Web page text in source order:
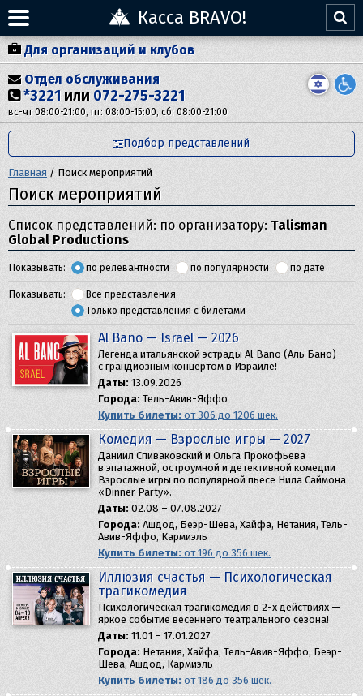
Касса BRAVO!
Для организаций и клубов
Отдел обслуживания
*3221 или 072-275-3221
вс-чт 08:00-21:00, пт: 08:00-15:00, сб: 08:00-21:00
Подбор представлений
Главная / Поиск мероприятий
Поиск мероприятий
Список представлений: по организатору: Talisman
Global Productions
Показывать: по релевантности по популярности по дате
Показывать:
Все представления
Только представления с билетами
Al Bano — Israel — 2026
Легенда итальянской эстрады Al Bano (Аль Бано) —
с грандиозным концертом в Израиле!
Даты: 13.09.2026
Города: Тель-Авив-Яффо
Купить билеты: от 306 до 1206 шек.
Комедия — Взрослые игры — 2027
Даниил Спиваковский и Ольга Прокофьева
в эпатажной, остроумной и детективной комедии
Взрослые игры по популярной пьесе Нила Саймона
«Dinner Party».
Даты: 02.08 – 07.08.2027
Города: Ашдод, Беэр-Шева, Хайфа, Нетания, Тель-
Авив-Яффо, Кармиэль
Купить билеты: от 196 до 356 шек.
Иллюзия счастья — Психологическая
трагикомедия
Психологическая трагикомедия в 2-х действиях —
яркое событие весеннего театрального сезона!
Даты: 11.01 – 17.01.2027
Города: Нетания, Хайфа, Тель-Авив-Яффо, Беэр-
Шева, Ашдод, Кармиэль
Купить билеты: от 186 до 356 шек.